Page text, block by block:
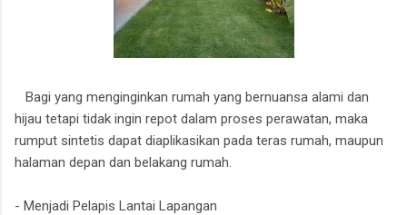
Bagi yang menginginkan rumah yang bernuansa alami dan
hijau tetapi tidak ingin repot dalam proses perawatan, maka
rumput sintetis dapat diaplikasikan pada teras rumah, maupun
halaman depan dan belakang rumah.
- Menjadi Pelapis Lantai Lapangan